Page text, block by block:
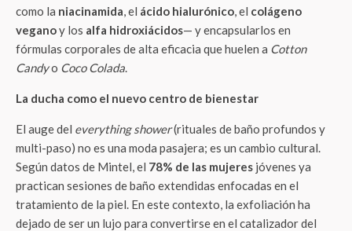
como la niacinamida, el ácido hialurónico, el colágeno
veganoy los alfa hidroxiácidos— y encapsularlos en
fórmulas corporales de alta eficacia que huelen a Cotton
Candyo Coco Colada.
La ducha como el nuevo centro de bienestar
El auge del everything shower(rituales de baño profundos y
multi-paso) no es una moda pasajera; es un cambio cultural.
Según datos de Mintel, el 78% de las mujeres jóvenes ya
practican sesiones de baño extendidas enfocadas en el
tratamiento de la piel. En este contexto, la exfoliación ha
dejado de ser un lujo para convertirse en el catalizador del